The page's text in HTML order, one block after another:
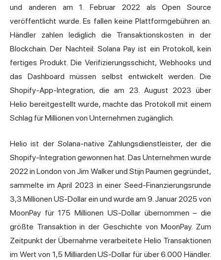
und anderen am 1. Februar 2022 als Open Source
veröffentlicht wurde. Es fallen keine Plattformgebühren an.
Händler zahlen lediglich die Transaktionskosten in der
Blockchain. Der Nachteil: Solana Pay ist ein Protokoll, kein
fertiges Produkt. Die Verifizierungsschicht, Webhooks und
das Dashboard müssen selbst entwickelt werden. Die
Shopify-App-Integration, die am 23. August 2023 über
Helio bereitgestellt wurde, machte das Protokoll mit einem
Schlag für Millionen von Unternehmen zugänglich.
Helio ist der Solana-native Zahlungsdienstleister, der die
Shopify-Integration gewonnen hat. Das Unternehmen wurde
2022 in London von Jim Walker und Stijn Paumen gegründet,
sammelte im April 2023 in einer Seed-Finanzierungsrunde
3,3 Millionen US-Dollar ein und wurde am 9. Januar 2025 von
MoonPay für 175 Millionen US-Dollar übernommen – die
größte Transaktion in der Geschichte von MoonPay. Zum
Zeitpunkt der Übernahme verarbeitete Helio Transaktionen
im Wert von 1,5 Milliarden US-Dollar für über 6.000 Händler.